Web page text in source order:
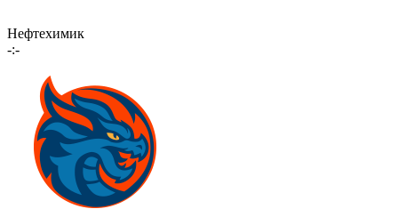
Нефтехимик
-:-